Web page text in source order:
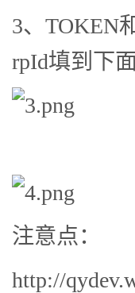
3、TOKEN
rpId填到下
注意点：
http://